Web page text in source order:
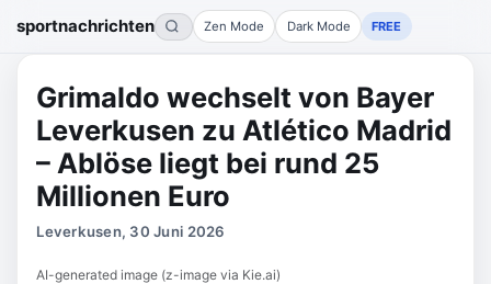
sportnachrichten Zen Mode Dark Mode FREE
Grimaldo wechselt von Bayer
Leverkusen zu Atlético Madrid
– Ablöse liegt bei rund 25
Millionen Euro
Leverkusen, 30 Juni 2026
AI-generated image (z-image via Kie.ai)